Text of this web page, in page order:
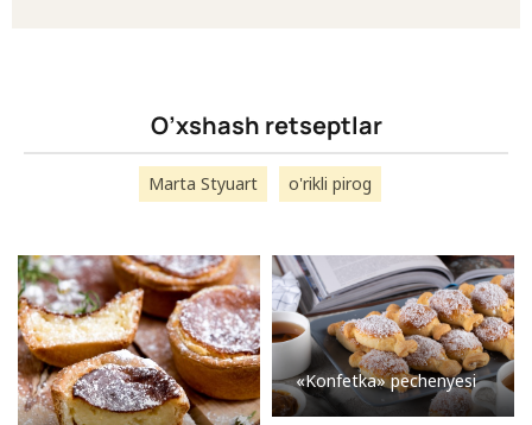
O’xshash retseptlar
Marta Styuart o'rikli pirog
«Konfetka» pechenyesi